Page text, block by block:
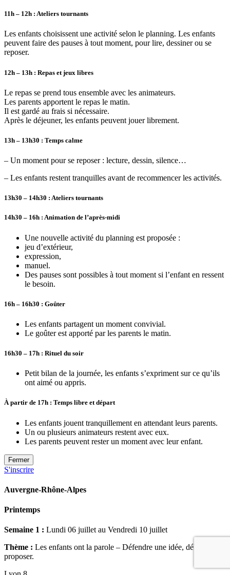
11h – 12h : Ateliers tournants
Les enfants choisissent une activité selon le planning. Les enfants
peuvent faire des pauses à tout moment, pour lire, dessiner ou se
reposer.
12h – 13h : Repas et jeux libres
Le repas se prend tous ensemble avec les animateurs.
Les parents apportent le repas le matin.
Il est gardé au frais si nécessaire.
Après le déjeuner, les enfants peuvent jouer librement.
13h – 13h30 : Temps calme
– Un moment pour se reposer : lecture, dessin, silence…
– Les enfants restent tranquilles avant de recommencer les activités.
13h30 – 14h30 : Ateliers tournants
14h30 – 16h : Animation de l’après-midi
Une nouvelle activité du planning est proposée :
jeu d’extérieur,
expression,
manuel.
Des pauses sont possibles à tout moment si l’enfant en ressent
le besoin.
16h – 16h30 : Goûter
Les enfants partagent un moment convivial.
Le goûter est apporté par les parents le matin.
16h30 – 17h : Rituel du soir
Petit bilan de la journée, les enfants s’expriment surce qu’ils
ont aimé ou appris.
À partir de 17h : Temps libre et départ
Les enfants jouent tranquillement en attendant leurs parents.
Un ou plusieurs animateurs restent avec eux.
Les parents peuvent rester un moment avec leur enfant.
Fermer
S'inscrire
Auvergne-Rhône-Alpes
Printemps
Semaine 1 : Lundi 06 juillet au Vendredi 10 juillet
Thème : Les enfants ont la parole – Défendre une idée, débattre,
proposer.